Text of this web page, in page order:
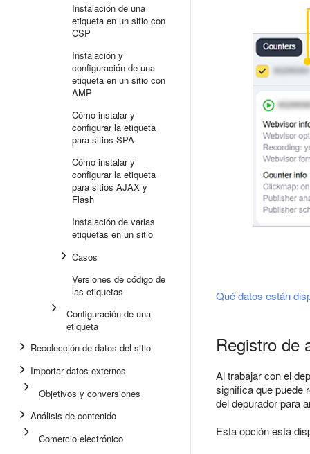
Instalación de una
etiqueta en un sitio con
CSP
Instalación y
configuración de una
etiqueta en un sitio con
AMP
Cómo instalar y
configurar la etiqueta
para sitios SPA
Cómo instalar y
configurar la etiqueta
para sitios AJAX y
Flash
Instalación de varias
etiquetas en un sitio
Casos
Versiones de código de
las etiquetas
Configuración de una
etiqueta
Recolección de datos del sitio
Importar datos externos
Objetivos y conversiones
Análisis de contenido
Comercio electrónico
Qué datos están
Registro de
Al trabajar con el
significa que puede
del depurador para
Esta opción está